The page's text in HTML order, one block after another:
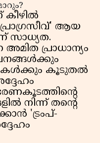
കീഴിൽ
ആയ
സാധ്യത.
പ്രാധാന്യം
കൂടുതൽ
ഭരണകൂടത്തിന്റെ
നിന്ന് തന്റെ
'ട്രംപ്-